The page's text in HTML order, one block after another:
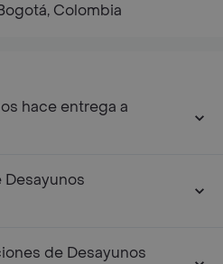
Colombia
hace entrega a
Desayunos
de Desayunos